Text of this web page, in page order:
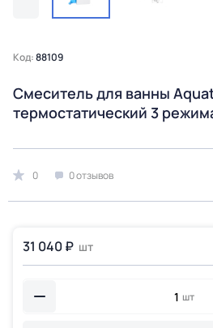
Код:88109
Смеситель для ванны
термостатический 3
0 0 отзывов
31 040 ₽ шт
шт